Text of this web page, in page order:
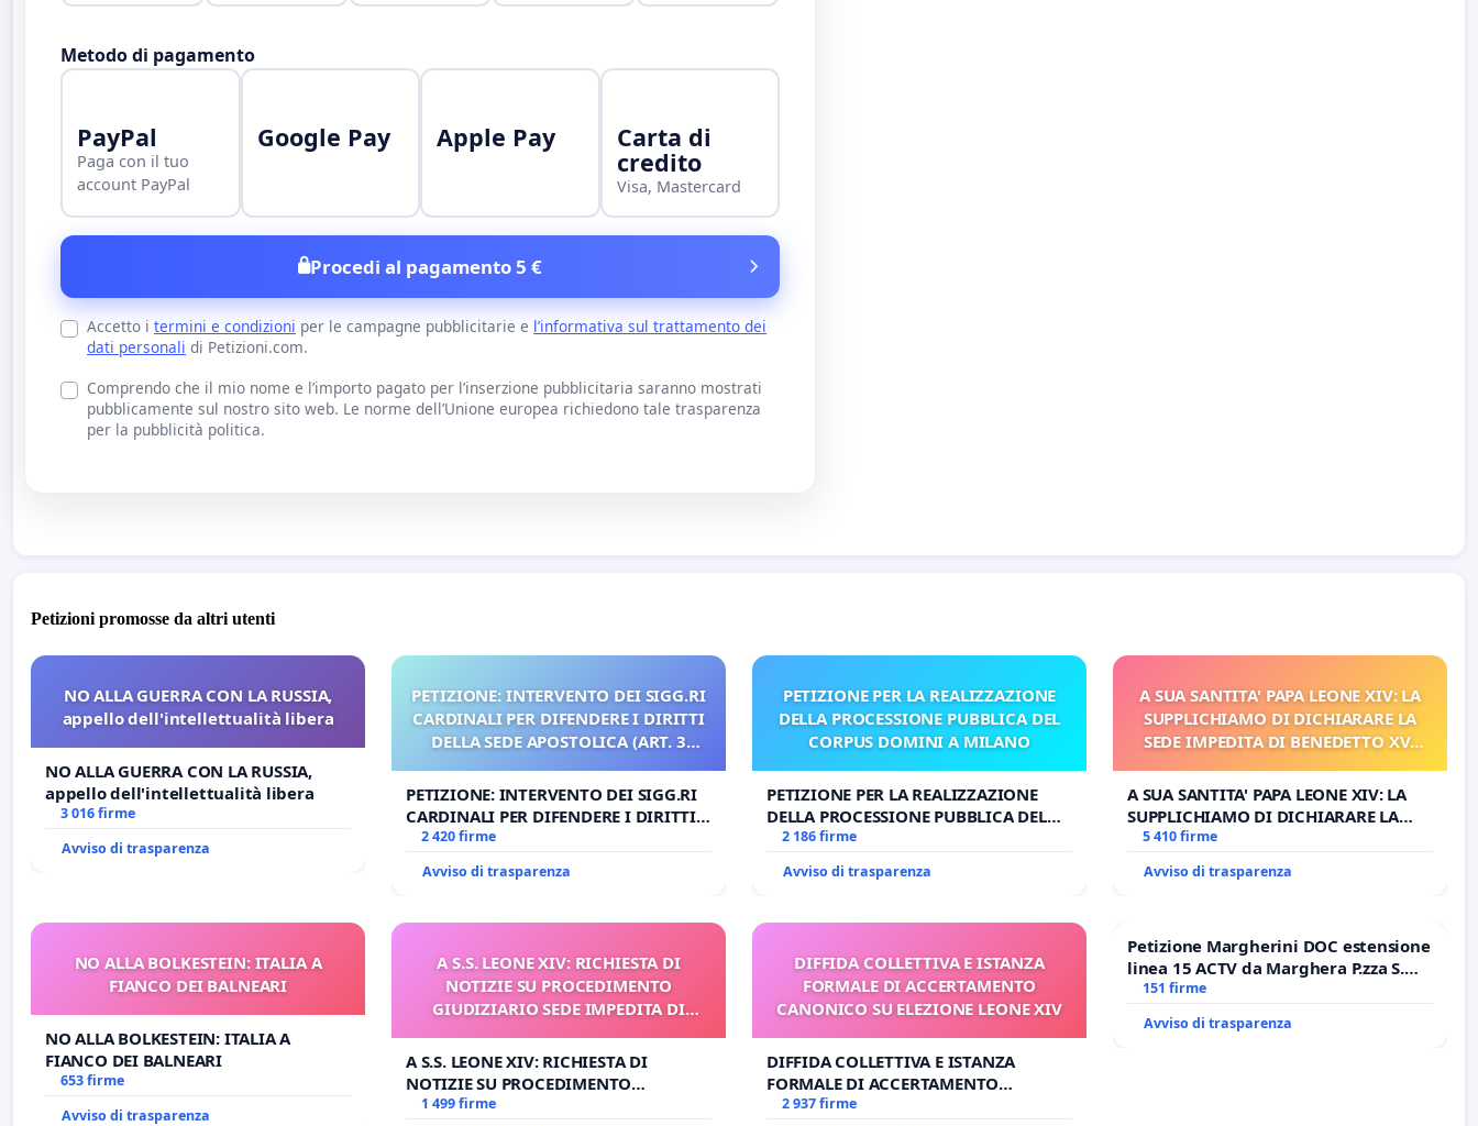
Metodo di pagamento
PayPal
Paga con il tuo
account PayPal
Google Pay Apple Pay Carta di
credito
Visa, Mastercard
Procedi al pagamento 5 €
Accetto i termini e condizioni per le campagne pubblicitarie e l’informativa sul trattamento dei
dati personali di Petizioni.com.
Comprendo che il mio nome e l’importo pagato per l’inserzione pubblicitaria saranno mostrati
pubblicamente sul nostro sito web. Le norme dell’Unione europea richiedono tale trasparenza
per la pubblicità politica.
Petizioni promosse da altri utenti
NO ALLA GUERRA CON LA RUSSIA,
appello dell'intellettualità libera
NO ALLA GUERRA CON LA RUSSIA,
appello dell'intellettualità libera
3 016 firme
Avviso di trasparenza
PETIZIONE: INTERVENTO DEI SIGG.RI
CARDINALI PER DIFENDERE I DIRITTI
DELLA SEDE APOSTOLICA (ART. 3
PETIZIONE: INTERVENTO DEI SIGG.RI
CARDINALI PER DIFENDERE I DIRITTI
DELLA SEDE APOSTOLICA (ART. 3 UDG)
2 420 firme
Avviso di trasparenza
PETIZIONE PER LA REALIZZAZIONE
DELLA PROCESSIONE PUBBLICA DEL
CORPUS DOMINI A MILANO
PETIZIONE PER LA REALIZZAZIONE
DELLA PROCESSIONE PUBBLICA DEL
CORPUS DOMINI A MILANO
2 186 firme
Avviso di trasparenza
A SUA SANTITA' PAPA LEONE XIV: LA
SUPPLICHIAMO DI DICHIARARE LA
SEDE IMPEDITA DI BENEDETTO XVI
PROCESSO
A SUA SANTITA' PAPA LEONE XIV: LA
SUPPLICHIAMO DI DICHIARARE LA
SEDE IMPEDITA DI BENEDETTO XVI E/O
5 410 firme
Avviso di trasparenza
NO ALLA BOLKESTEIN: ITALIA A
FIANCO DEI BALNEARI
NO ALLA BOLKESTEIN: ITALIA A
FIANCO DEI BALNEARI
653 firme
Avviso di trasparenza
A S.S. LEONE XIV: RICHIESTA DI
NOTIZIE SU PROCEDIMENTO
GIUDIZIARIO SEDE IMPEDITA DI
A S.S. LEONE XIV: RICHIESTA DI
NOTIZIE SU PROCEDIMENTO
GIUDIZIARIO SEDE IMPEDITA DI
1 499 firme
DIFFIDA COLLETTIVA E ISTANZA
FORMALE DI ACCERTAMENTO
CANONICO SU ELEZIONE LEONE XIV
DIFFIDA COLLETTIVA E ISTANZA
FORMALE DI ACCERTAMENTO
CANONICO SU ELEZIONE LEONE XIV
2 937 firme
Petizione Margherini DOC estensione
linea 15 ACTV da Marghera P.zza S.
Antonio all'aeroporto Marco Polo
151 firme
Avviso di trasparenza